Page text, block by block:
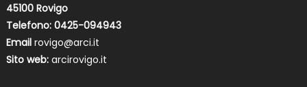
45100 Rovigo
Telefono: 0425-094943
Email rovigo@arci.it
Sito web: arcirovigo.it